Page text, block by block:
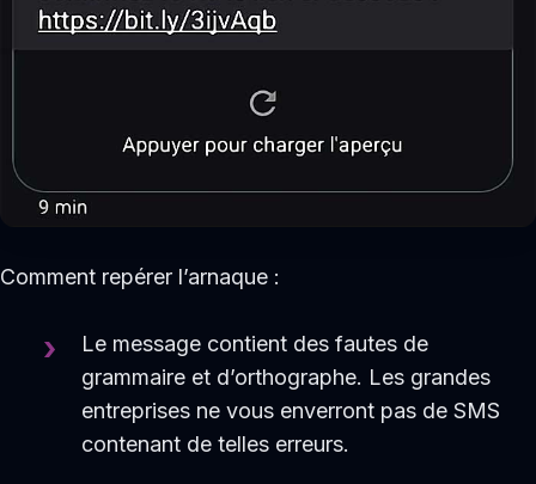
Comment repérer l’arnaque :
Le message contient des fautes de
grammaire et d’orthographe. Les grandes
entreprises ne vous enverront pas de SMS
contenant de telles erreurs.